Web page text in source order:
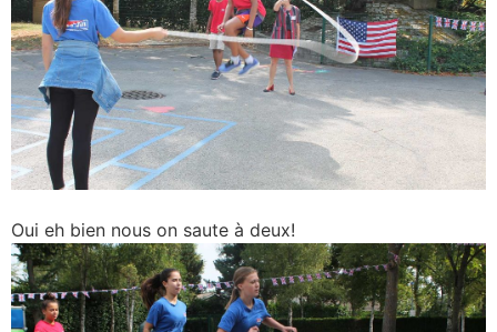
Oui eh bien nous on saute à deux!